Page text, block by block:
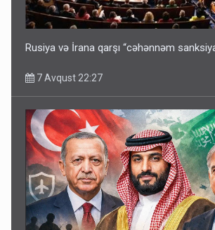
Rusiya və İrana qarşı “cəhənnəm
7 Avqust 22:27